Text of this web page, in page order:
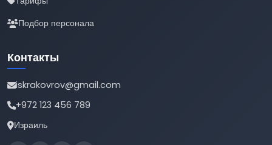
Подбор персонала
Контакты
iskrakovrov@gmail.com
+972 123 456 789
Израиль